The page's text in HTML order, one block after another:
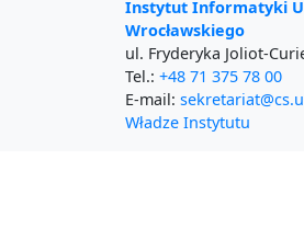
Instytut Informatyki
Wrocławskiego
ul. Fryderyka Joliot-
Tel.: +48 71 375 78 00
E-mail:
Władze Instytutu